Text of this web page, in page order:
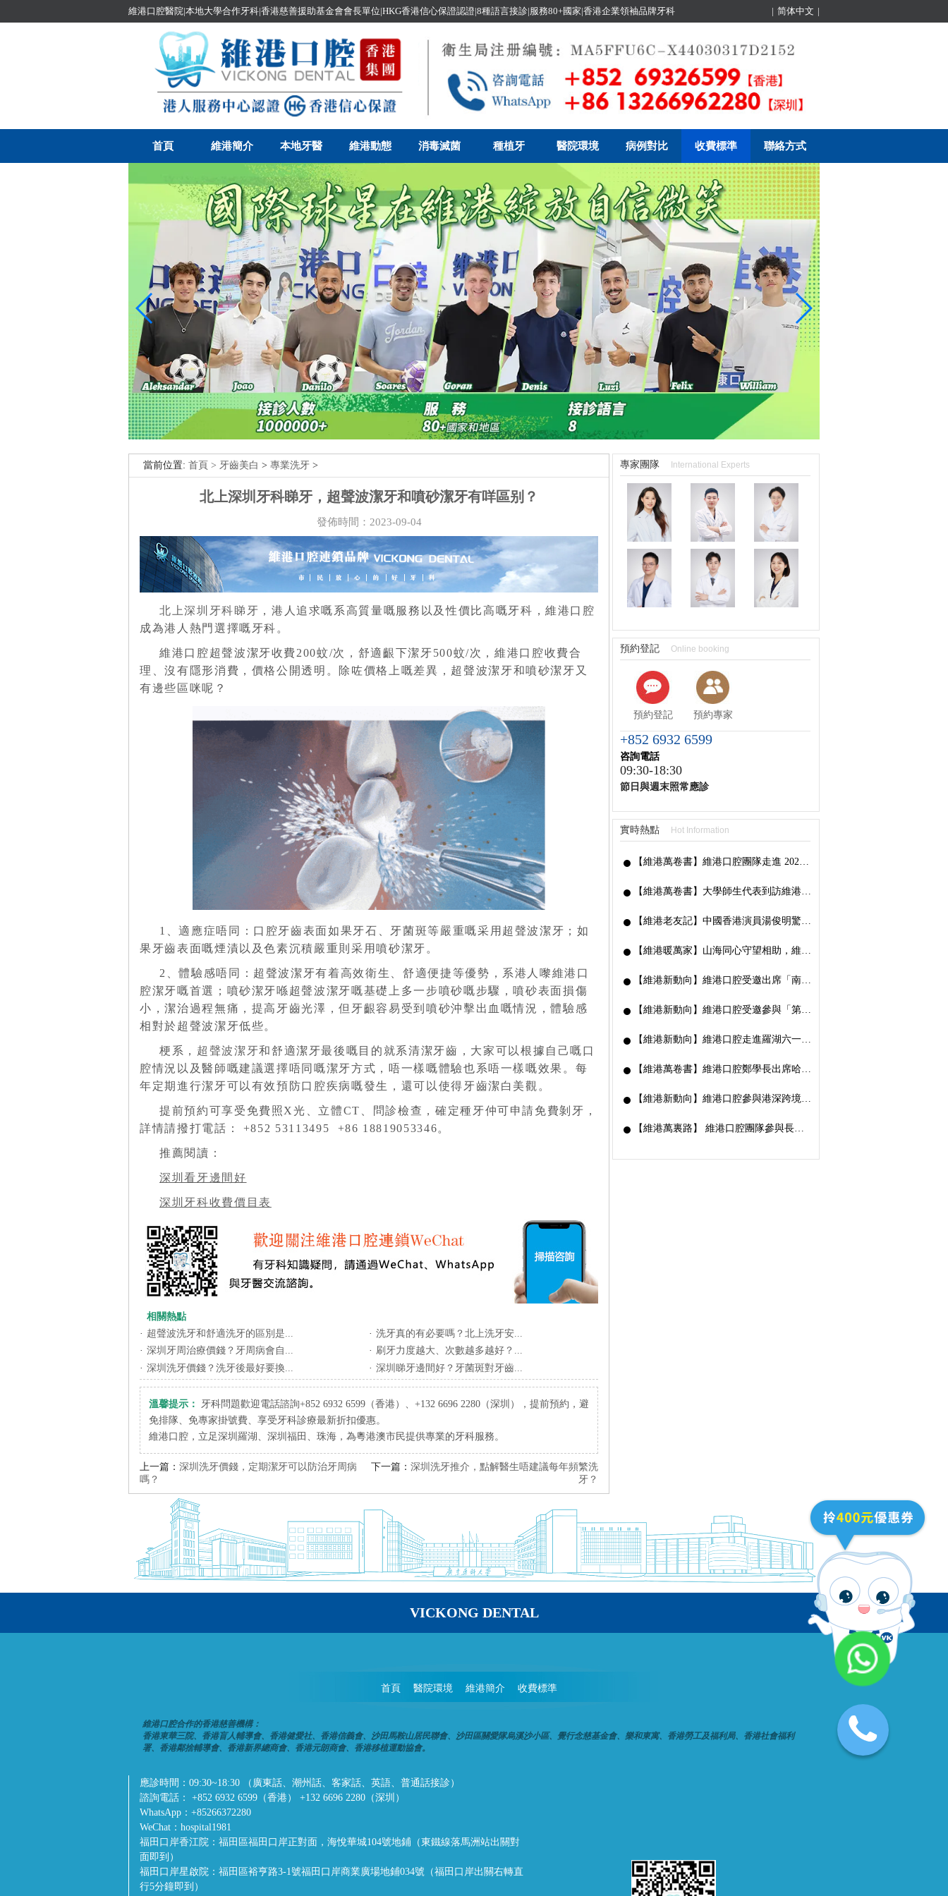
維港口腔醫院|本地大學合作牙科|香港慈善援助基金會會長單位|HKG香港信心保證認證|8種語言接診|服務80+國家|香港企業領袖品牌牙科 | 简体中文 |
首頁 維港簡介 本地牙醫 維港動態 消毒滅菌 種植牙 醫院環境 病例對比 收費標準 聯絡方式
當前位置: 首頁 > 牙齒美白 >專業洗牙 >
北上深圳牙科睇牙，超聲波潔牙和噴砂潔牙有咩區别？
發佈時間：2023-09-04
北上深圳牙科睇牙 ，港人追求嘅系高質量嘅服務以及性價比高嘅牙科，維港口腔
成為港人熱門選擇嘅牙科。
維港口腔超聲波潔牙收費200蚊/次，舒適齦下潔牙500蚊/次，維港口腔收費合
理、沒有隱形消費，價格公開透明。 除咗價格上嘅差異，超聲波潔牙和噴砂潔牙又
有邊些區咪呢？
1、適應症唔同：口腔牙齒表面如果牙石、牙菌斑等嚴重嘅采用超聲波潔牙；如
果牙齒表面嘅煙漬以及色素沉積嚴重則采用噴砂潔牙。
2、體驗感唔同：超聲波潔牙有着高效衛生、舒適便捷等優勢，系港人嚟維港口
腔潔牙嘅首選；噴砂潔牙喺超聲波潔牙嘅基礎上多一步噴砂嘅步驟，噴砂表面損傷
小，潔治過程無痛，提高牙齒光澤，但牙齦容易受到噴砂沖擊出血嘅情況，體驗感
相對於超聲波潔牙低些。
梗系， 超聲波潔牙和舒適潔牙最後嘅目的就系清潔牙齒，大家可以根據自己嘅口
腔情況以及醫師嘅建議選擇唔同嘅潔牙方式，唔一樣嘅體驗也系唔一樣嘅效果。每
年定期進行潔牙可以有效預防口腔疾病嘅發生，還可以使得牙齒潔白美觀。
提前預約可享受免費照X光、立體CT、問診檢查，確定種牙仲可申請免費剝牙，
詳情請撥打電話： +852 53113495 +86 18819053346。
推薦閱讀：
深圳看牙邊間好
深圳牙科收費價目表
相關熱點
· 超聲波洗牙和舒適洗牙的區別是... · 洗牙真的有必要嗎？北上洗牙安...
· 深圳牙周治療價錢？牙周病會自... · 刷牙力度越大、次數越多越好？...
· 深圳洗牙價錢？洗牙後最好要換... · 深圳睇牙邊間好？牙菌斑對牙齒...
溫馨提示：
牙科問題歡迎電話諮詢+852 6932 6599（香港）、+132 6696 2280（深圳），提前預約，避
免排隊、免專家掛號費、享受牙科診療最新折扣優惠。
維港口腔，立足深圳羅湖、深圳福田、珠海，為粵港澳市民提供專業的牙科服務。
上一篇： 深圳洗牙價錢，定期潔牙可以防治牙周病
嗎？
下一篇： 深圳洗牙推介，點解醫生唔建議每年頻繁洗
牙？
專家團隊 International Experts
預約登記 Online booking
預約登記 預約專家
+852 6932 6599
咨詢電話
09:30-18:30
節日與週末照常應診
實時熱點 Hot Information
【維港萬卷書】維港口腔團隊走進 2026 香港書展：以閱讀拓視野，以學習築專業
【維港萬卷書】大學師生代表到訪維港口腔參觀交流，深化校企合作共促口腔醫學發展
【維港老友記】中國香港演員湯俊明驚喜現身維港口腔羅湖國貿院，擔任「明星一日店長」
【維港暖萬家】山海同心守望相助，維港口腔向廣西捐資數萬元傳遞溫暖善意
【維港新動向】維港口腔受邀出席「南湖100」品牌發佈會，榮獲南湖街道突出貢獻企業殊榮
【維港新動向】維港口腔受邀參與「第五屆香港潮州節」，推廣僑批文化，共促潮港交流
【維港新動向】維港口腔走進羅湖六一遊園會｜義診送關懷，守護小朋友牙齒健康
【維港萬卷書】維港口腔鄭學長出席哈工大「AI 時代下的灣區新航線」商學思享交流會
【維港新動向】維港口腔參與港深跨境學童港校通活動，搭建兩地學童溝通橋樑
【維港萬裏路】 維港口腔團隊參與長洲太平清醮 感受非遺文化魅力
VICKONG DENTAL
首頁 醫院環境 維港簡介 收費標準
維港口腔合作的香港慈善機構：
香港東華三院、香港盲人輔導會、香港健愛社、香港信義會、沙田馬鞍山居民聯會、沙田區關愛隊烏溪沙小區、覺行念慈基金會、樂和東寓、香港勞工及福利局、香港社會福利
署、香港鄰捨輔導會、香港新界總商會、香港元朗商會、香港移植運動協會。
應診時間： 09:30~18:30 （廣東話、潮州話、客家話、英語、普通話接診）
諮詢電話：
+852 6932 6599（香港） +132 6696 2280（深圳）
WhatsApp： +85266372280
WeChat： hospital1981
福田口岸香江院： 福田區福田口岸正對面，海悅華城104號地鋪（東鐵線落馬洲站出關對
面即到）
福田口岸星啟院： 福田區裕亨路3-1號福田口岸商業廣場地鋪034號（福田口岸出關右轉直
行5分鐘即到）